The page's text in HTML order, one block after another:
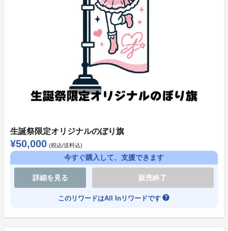
目標達成率に関わらず、支援した時点で即時決済が行わ
・クレジットカード
・コンビニ決済（日本国内の購入のみ可能）
ローソン、ファミリーマート、ミニストップ、セイコー
マート
※決済完了後の返金は一切できません。
※リターン品は、プロジェクト開始時より決済方法とし
て「コンビニ決済」をご選択することができます。
※コンビニ決済では30万円未満のリワードのみご購入
生誕祭限定オリジナルのぼり旗
¥50,000 (税込/送料込)
今すぐ購入して、支援できます
詳細を見る 販売終了
このリワードはAll Inリワードです help